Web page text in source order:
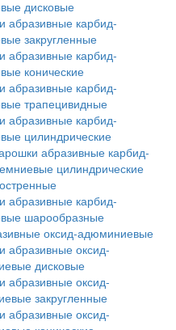
дисковые
абразивные карбид-
закругленные
абразивные карбид-
конические
абразивные карбид-
трапецивидные
абразивные карбид-
цилиндрические
абразивные карбид-
цилиндрические
абразивные карбид-
шарообразные
оксид-адюминиевые
абразивные оксид-
дисковые
абразивные оксид-
закругленные
абразивные оксид-